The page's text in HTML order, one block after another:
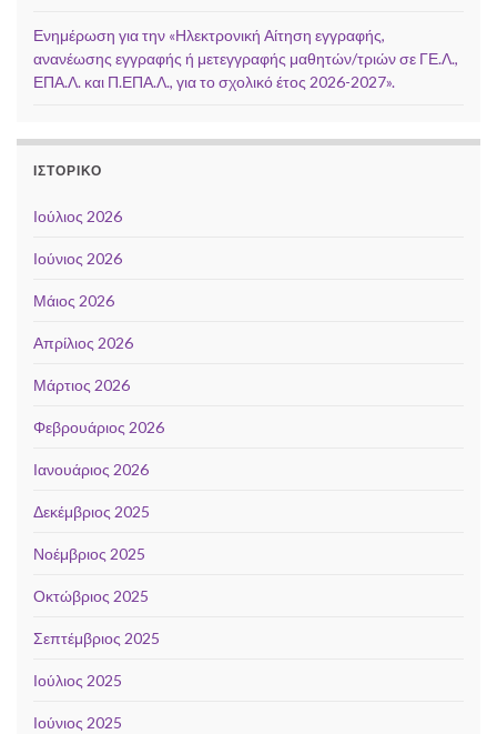
Ενημέρωση για την «Ηλεκτρονική Αίτηση εγγραφής,
ανανέωσης εγγραφής ή μετεγγραφής μαθητών/τριών σε ΓΕ.Λ.,
ΕΠΑ.Λ. και Π.ΕΠΑ.Λ., για το σχολικό έτος 2026-2027».
ΙΣΤΟΡΙΚΌ
Ιούλιος 2026
Ιούνιος 2026
Μάιος 2026
Απρίλιος 2026
Μάρτιος 2026
Φεβρουάριος 2026
Ιανουάριος 2026
Δεκέμβριος 2025
Νοέμβριος 2025
Οκτώβριος 2025
Σεπτέμβριος 2025
Ιούλιος 2025
Ιούνιος 2025